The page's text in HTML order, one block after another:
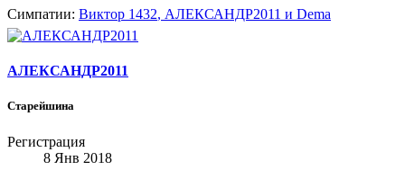
Симпатии: Виктор 1432, АЛЕКСАНДР2011 и Dema
АЛЕКСАНДР2011
Старейшина
Регистрация
8 Янв 2018